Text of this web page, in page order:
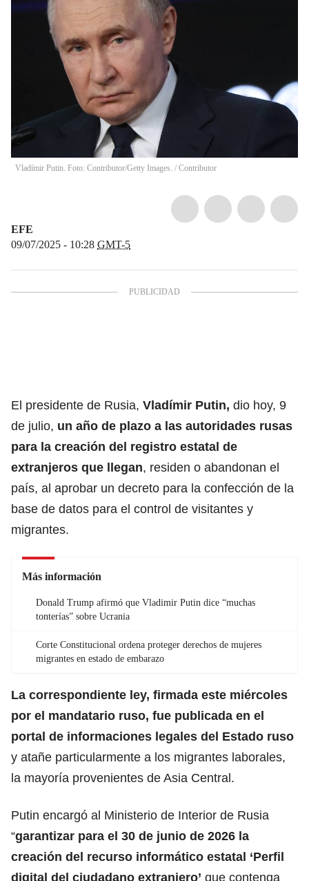
Vladímir Putin. Foto: Contributor/Getty Images. / Contributor
EFE
09/07/2025 - 10:28 GMT-5
El presidente de Rusia, Vladímir Putin, dio hoy, 9
de julio, un año de plazo a las autoridades rusas
para la creación del registro estatal de
extranjeros que llegan, residen o abandonan el
país, al aprobar un decreto para la confección de la
base de datos para el control de visitantes y
migrantes.
Más información
Donald Trump afirmó que Vladimir Putin dice “muchas
tonterías” sobre Ucrania
Corte Constitucional ordena proteger derechos de mujeres
migrantes en estado de embarazo
La correspondiente ley, firmada este miércoles
por el mandatario ruso, fue publicada en el
portal de informaciones legales del Estado ruso
y atañe particularmente a los migrantes laborales,
la mayoría provenientes de Asia Central.
Putin encargó al Ministerio de Interior de Rusia
“garantizar para el 30 de junio de 2026 la
creación del recurso informático estatal ‘Perfil
digital del ciudadano extranjero’ que contenga